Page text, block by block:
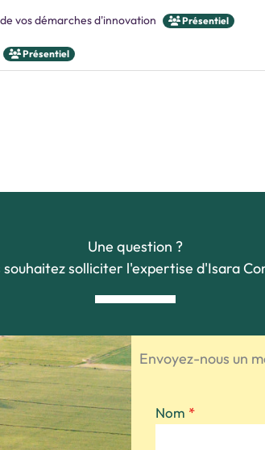
vos démarches d'innovation Présentiel
Présentiel
Une question ?
souhaitez solliciter l'expertise d'Isara
Envoyez-nous un
Nom *